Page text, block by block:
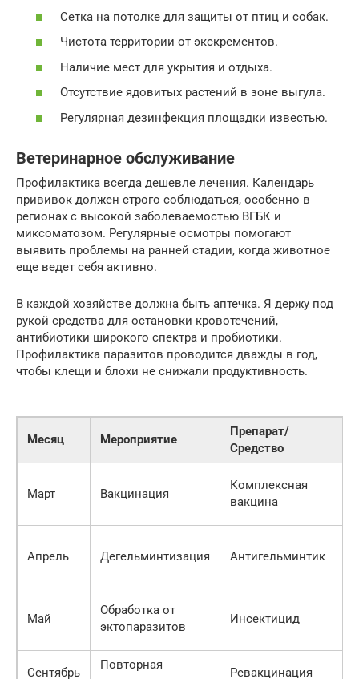
Сетка на потолке для защиты от птиц и собак.
Чистота территории от экскрементов.
Наличие мест для укрытия и отдыха.
Отсутствие ядовитых растений в зоне выгула.
Регулярная дезинфекция площадки известью.
Ветеринарное обслуживание
Профилактика всегда дешевле лечения. Календарь
прививок должен строго соблюдаться, особенно в
регионах с высокой заболеваемостью ВГБК и
миксоматозом. Регулярные осмотры помогают
выявить проблемы на ранней стадии, когда животное
еще ведет себя активно.
В каждой хозяйстве должна быть аптечка. Я держу под
рукой средства для остановки кровотечений,
антибиотики широкого спектра и пробиотики.
Профилактика паразитов проводится дважды в год,
чтобы клещи и блохи не снижали продуктивность.
Месяц Мероприятие
Препарат/
Средство
Март Вакцинация
Комплексная
вакцина
Апрель Дегельминтизация Антигельминтик
Май
Обработка от
эктопаразитов
Инсектицид
Сентябрь
Повторная
Ревакцинация